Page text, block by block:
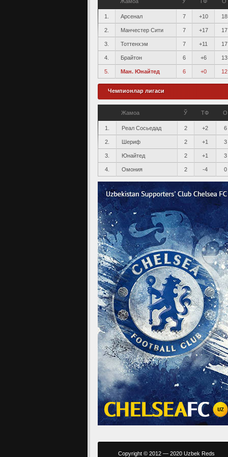
1. Арсенал 7 +10 18
2. Манчестер Сити 7 +17 17
3. Тоттенхэм 7 +11 17
4. Брайтон 6 +6 13
5. Ман. Юнайтед 6 +0 12
Чемпионлар лигаси
Жамоа Ў ТФ О
1. Реал Сосьедад 2 +2 6
2. Шериф 2 +1 3
3. Юнайтед 2 +1 3
4. Омония 2 -4 0
Copyright © 2012 — 2020 Uzbek Reds